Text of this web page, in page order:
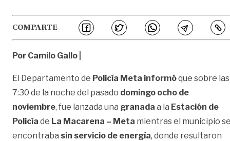
COMPARTE
Por Camilo Gallo |
El Departamento de Policía Meta informóque sobre las
7:30 de la noche del pasado domingo ocho de
noviembre, fue lanzada una granada a la Estación de
Policía de La Macarena – Meta mientras el municipio
encontraba sin servicio de energía, donde resultaron